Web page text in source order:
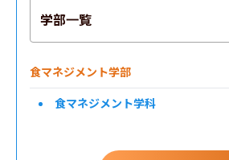
学部一覧
食マネジメント学部
食マネジメント学科